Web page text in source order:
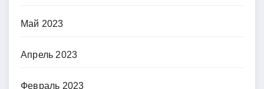
Май 2023
Апрель 2023
Февраль 2023